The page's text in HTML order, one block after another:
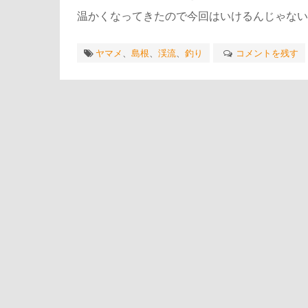
温かくなってきたので今回はいけるんじゃない
ヤマメ、 島根、 渓流、 釣り コメントを残す